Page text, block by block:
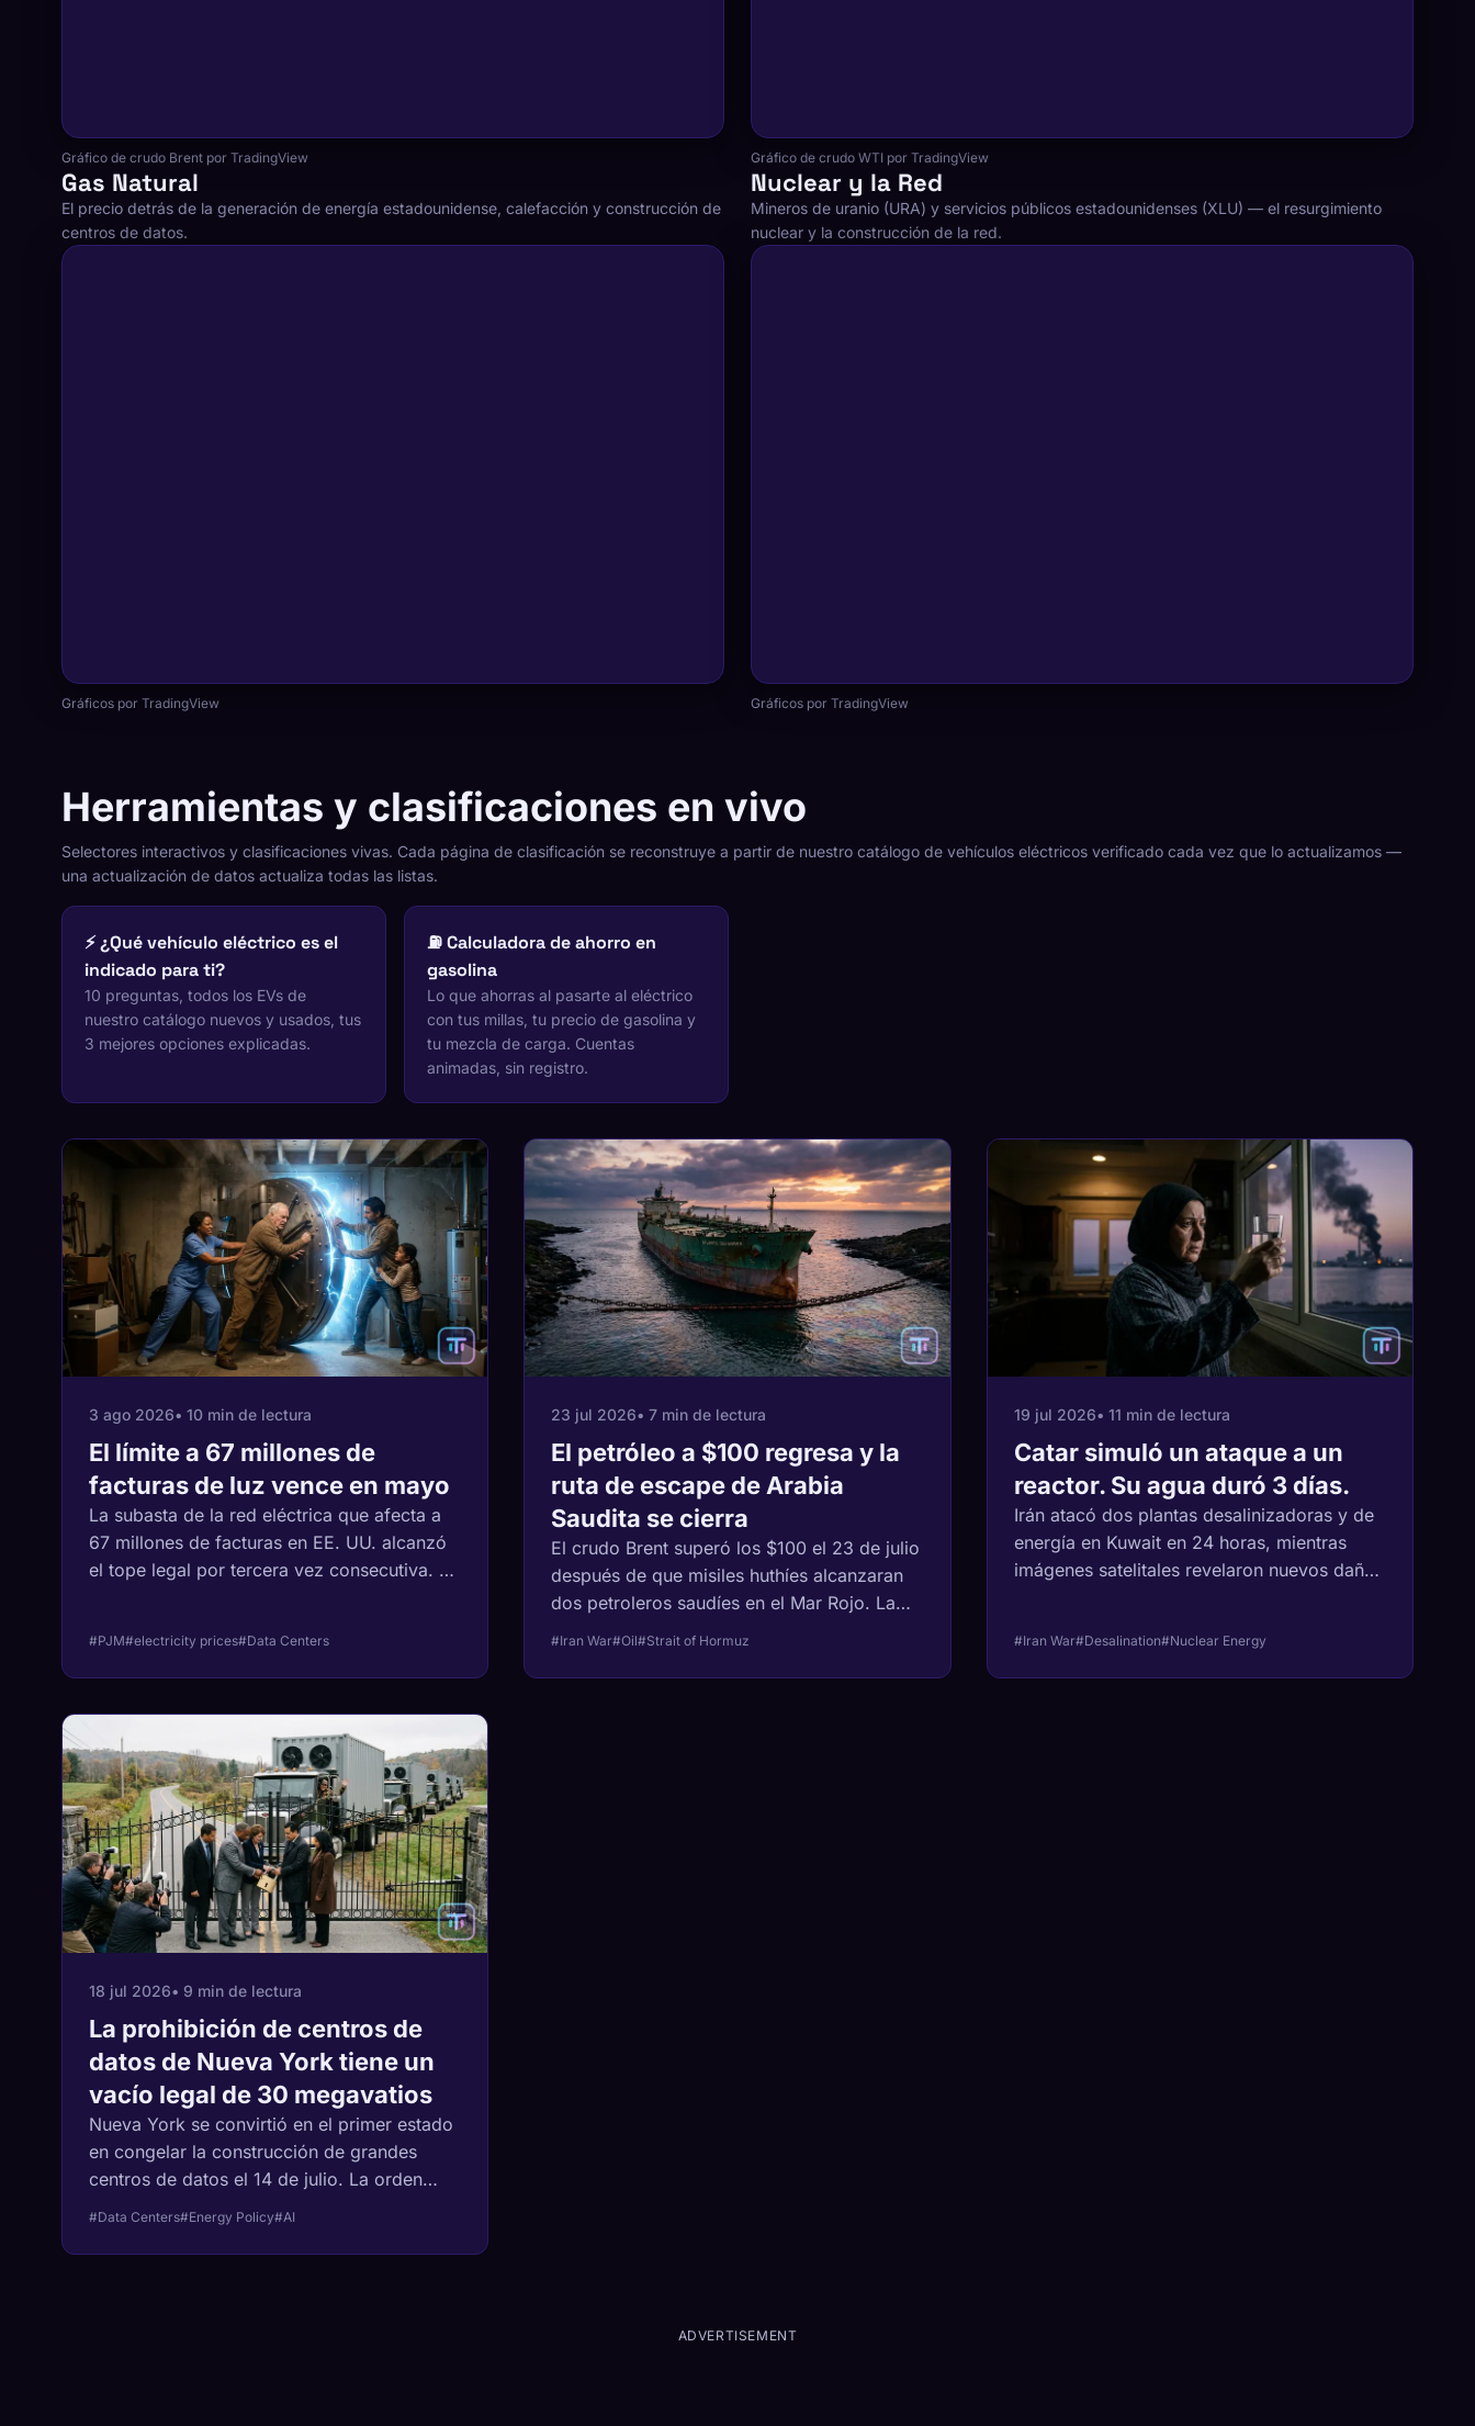
Gráfico de crudo Brent por TradingView Gráfico de crudo WTI por TradingView
Gas Natural
El precio detrás de la generación de energía estadounidense, calefacción y construcción de
centros de datos.
Gráficos por TradingView
Nuclear y la Red
Mineros de uranio (URA) y servicios públicos estadounidenses (XLU) — el resurgimiento
nuclear y la construcción de la red.
Gráficos por TradingView
Herramientas y clasificaciones en vivo
Selectores interactivos y clasificaciones vivas. Cada página de clasificación se reconstruye a partir de nuestro catálogo de vehículos eléctricos verificado cada vez que lo actualizamos —
una actualización de datos actualiza todas las listas.
⚡ ¿Qué vehículo eléctrico es el
indicado para ti?
10 preguntas, todos los EVs de
nuestro catálogo nuevos y usados, tus
3 mejores opciones explicadas.
⛽ Calculadora de ahorro en
gasolina
Lo que ahorras al pasarte al eléctrico
con tus millas, tu precio de gasolina y
tu mezcla de carga. Cuentas
animadas, sin registro.
3 ago 2026• 10 min de lectura
El límite a 67 millones de
facturas de luz vence en mayo
La subasta de la red eléctrica que afecta a
67 millones de facturas en EE. UU. alcanzó
el tope legal por tercera vez consecutiva. El
subasta antes de expirar.
#PJM#electricity prices#Data Centers
23 jul 2026• 7 min de lectura
El petróleo a $100 regresa y la
ruta de escape de Arabia
Saudita se cierra
El crudo Brent superó los $100 el 23 de julio
después de que misiles huthíes alcanzaran
dos petroleros saudíes en el Mar Rojo. La
paradoja: esa vía es la ruta exacta que
Estrecho de Ormuz, por la que movía más
#Iran War#Oil#Strait of Hormuz
19 jul 2026• 11 min de lectura
Catar simuló un ataque a un
reactor. Su agua duró 3 días.
Irán atacó dos plantas desalinizadoras y de
energía en Kuwait en 24 horas, mientras
imágenes satelitales revelaron nuevos daños
guerra, con reservas de agua medidas en
días.
#Iran War#Desalination#Nuclear Energy
18 jul 2026• 9 min de lectura
La prohibición de centros de
datos de Nueva York tiene un
vacío legal de 30 megavatios
Nueva York se convirtió en el primer estado
en congelar la construcción de grandes
centros de datos el 14 de julio. La orden
aprobado por la legislatura un mes antes
#Data Centers#Energy Policy#AI
ADVERTISEMENT